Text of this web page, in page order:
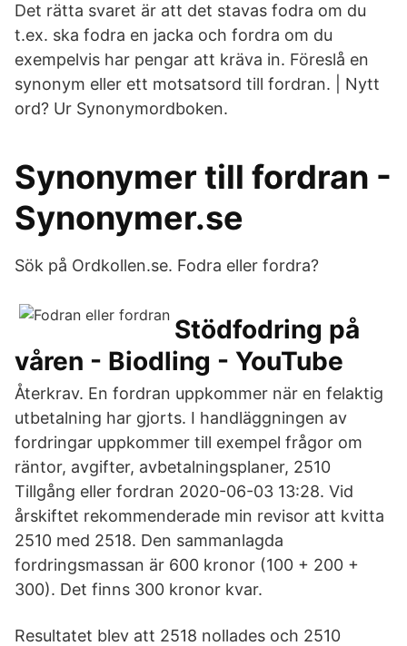
Det rätta svaret är att det stavas fodra om du
t.ex. ska fodra en jacka och fordra om du
exempelvis har pengar att kräva in. Föreslå en
synonym eller ett motsatsord till fordran. | Nytt
ord? Ur Synonymordboken.
Synonymer till fordran -
Synonymer.se
Sök på Ordkollen.se. Fodra eller fordra?
Stödfodring på
våren - Biodling - YouTube
Återkrav. En fordran uppkommer när en felaktig
utbetalning har gjorts. I handläggningen av
fordringar uppkommer till exempel frågor om
räntor, avgifter, avbetalningsplaner, 2510
Tillgång eller fordran ‎2020-06-03 13:28. Vid
årskiftet rekommenderade min revisor att kvitta
2510 med 2518. Den sammanlagda
fordringsmassan är 600 kronor (100 + 200 +
300). Det finns 300 kronor kvar.
Resultatet blev att 2518 nollades och 2510